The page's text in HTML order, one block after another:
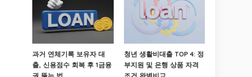
과거 연체기록 보유자 대
출, 신용점수 회복 후 1금융
권 뚫는 법
청년 생활비대출 TOP 4: 정
부지원 및 은행 상품 자격
조건 완벽비교